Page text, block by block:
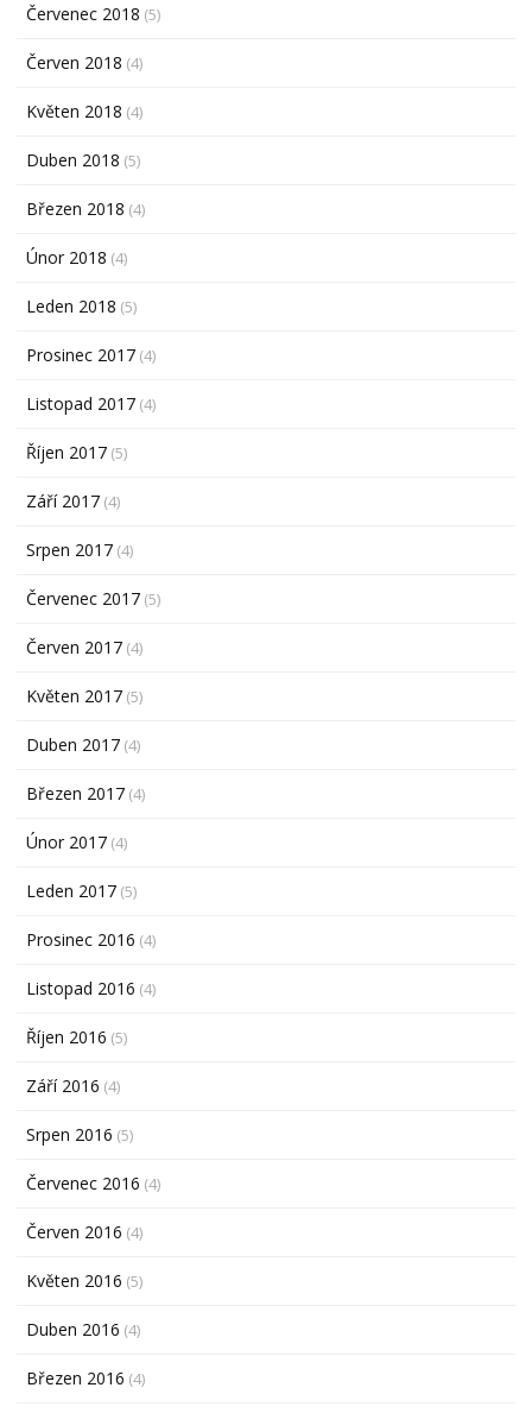
Červenec 2018 (5)
Červen 2018 (4)
Květen 2018 (4)
Duben 2018 (5)
Březen 2018 (4)
Únor 2018 (4)
Leden 2018 (5)
Prosinec 2017 (4)
Listopad 2017 (4)
Říjen 2017 (5)
Září 2017 (4)
Srpen 2017 (4)
Červenec 2017 (5)
Červen 2017 (4)
Květen 2017 (5)
Duben 2017 (4)
Březen 2017 (4)
Únor 2017 (4)
Leden 2017 (5)
Prosinec 2016 (4)
Listopad 2016 (4)
Říjen 2016 (5)
Září 2016 (4)
Srpen 2016 (5)
Červenec 2016 (4)
Červen 2016 (4)
Květen 2016 (5)
Duben 2016 (4)
Březen 2016 (4)